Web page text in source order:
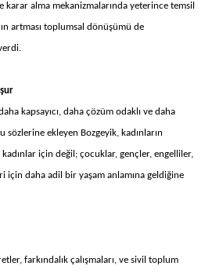
alma mekanizmalarında yeterince temsil
artması toplumsal dönüşümü de
kapsayıcı, daha çözüm odaklı ve daha
ekleyen Bozgeyik, kadınların
kadınlar için değil; çocuklar, gençler, engelliler,
için daha adil bir yaşam anlamına geldiğine
farkındalık çalışmaları, ve sivil toplum